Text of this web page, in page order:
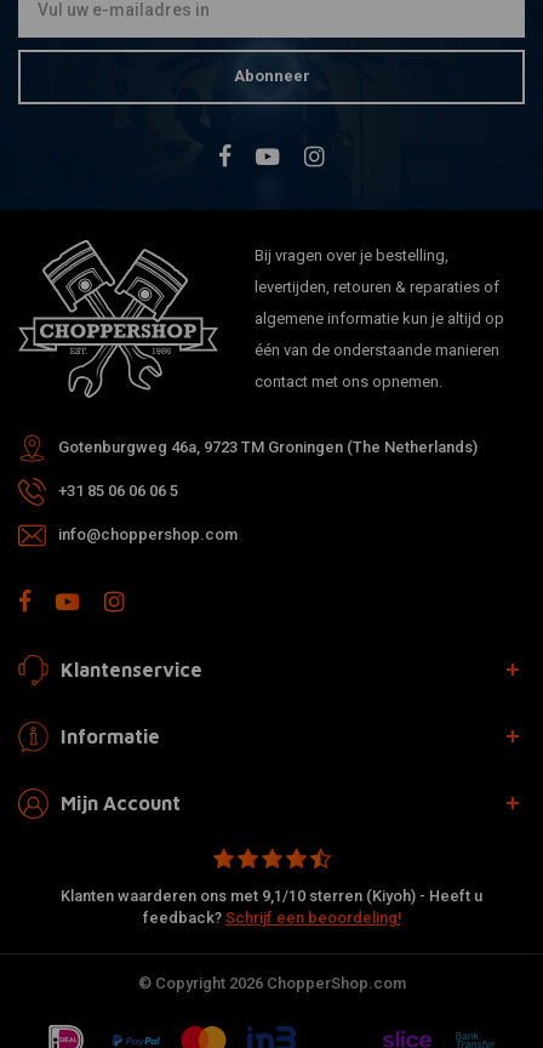
Abonneer
Bij vragen over je bestelling,
levertijden, retouren & reparaties of
algemene informatie kun je altijd op
één van de onderstaande manieren
contact met ons opnemen.
Gotenburgweg 46a, 9723 TM Groningen (The Netherlands)
+31 85 06 06 06 5
info@choppershop.com
Klantenservice
Informatie
Mijn Account
Klanten waarderen ons met 9,1/10 sterren (Kiyoh) - Heeft u
feedback? Schrijf een beoordeling!
© Copyright 2026 ChopperShop.com